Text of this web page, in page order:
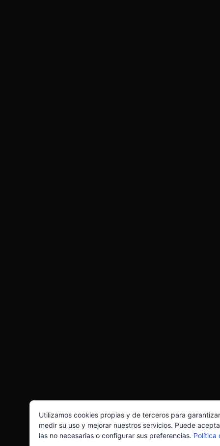
Utilizamos cookies propias y de terceros para
medir su uso y mejorar nuestros servicios. Puede
las no necesarias o configurar sus preferencias. Política